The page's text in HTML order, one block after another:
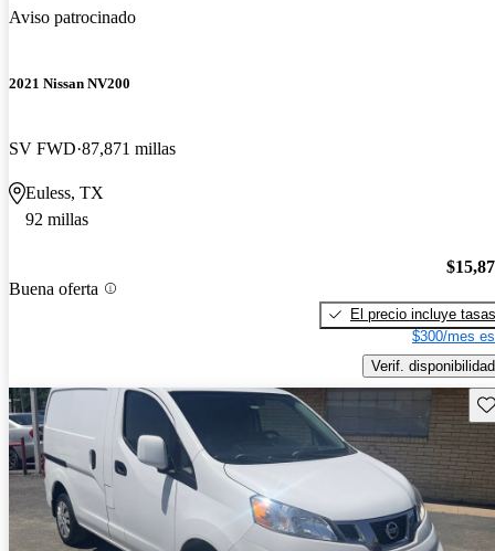
Aviso patrocinado
2021 Nissan NV200
SV FWD 87,871 millas
Euless, TX
92 millas
Buena oferta
El precio incluye tasas
$300/mes
Verif. disponibilidad